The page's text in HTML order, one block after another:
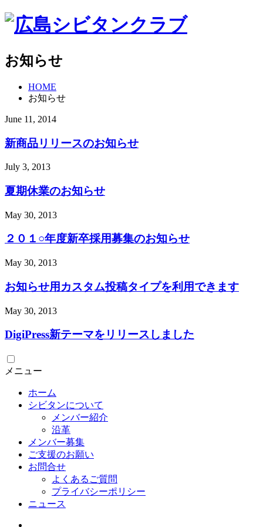
お知らせ
HOME
お知らせ
June 11 , 2014
新商品リリースのお知らせ
July 3, 2013
夏期休業のお知らせ
May 30, 2013
２０１○年度新卒採用募集のお知らせ
May 30, 2013
お知らせ用カスタム投稿タイプを利用できます
May 30, 2013
DigiPress新テーマをリリースしました
メニュー
ホーム
シビタンについて
メンバー紹介
沿革
メンバー募集
ご支援のお願い
お問合せ
よくあるご質問
プライバシーポリシー
ニュース